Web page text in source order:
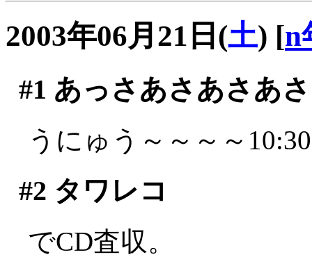
2003年06月21日(土) [n
#1 あっさあさあさあ
うにゅう～～～～
#2 タワレコ
でCD査収。